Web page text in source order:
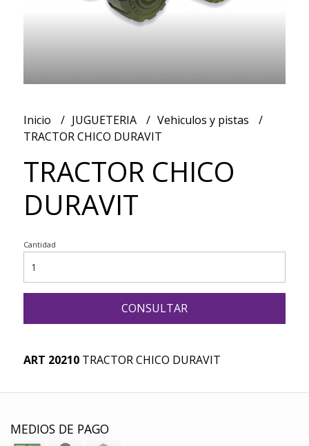
Inicio JUGUETERIA
Vehiculos y pistas
TRACTOR CHICO DURAVIT
TRACTOR CHICO
DURAVIT
Cantidad
CONSULTAR
ART 20210TRACTOR CHICO DURAVIT
MEDIOS DE PAGO